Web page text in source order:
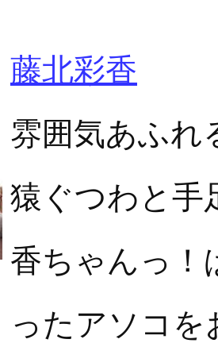
藤北彩香
雰囲気あふれ
猿ぐつわと手
香ちゃんっ！
ったアソコを